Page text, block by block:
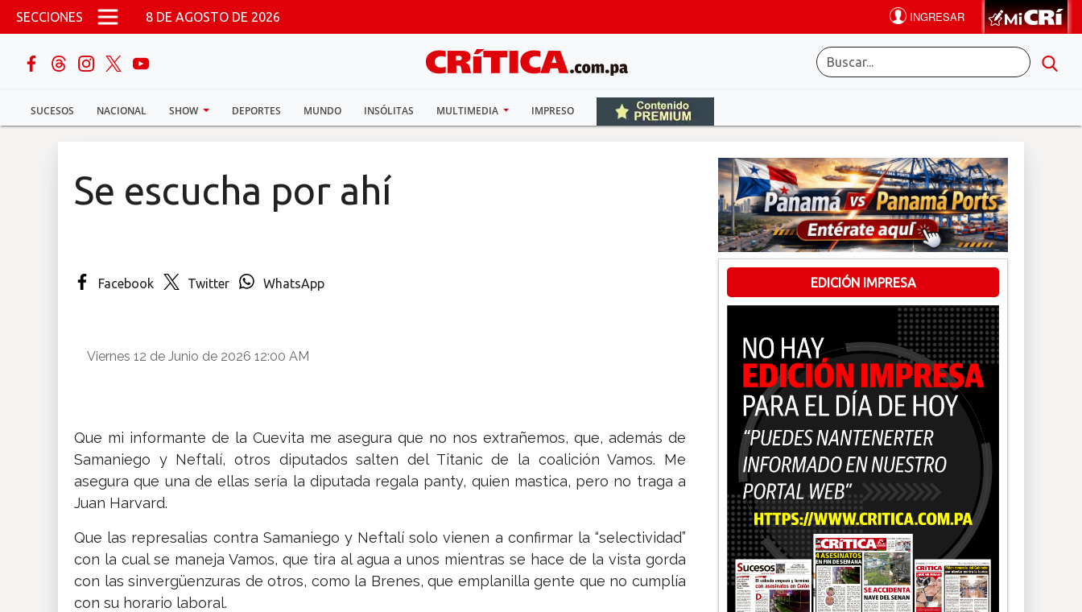
Pasar al contenido principal
SECCIONES 8 DE AGOSTO DE 2026
SUCESOS NACIONAL SHOW DEPORTES MUNDO INSÓLITAS MULTIMEDIA IMPRESO
buscar
Sucesos
Multimedia
Se escucha por ahí
Facebook Twitter WhatsApp
Viernes 12 de Junio de 2026 12:00 AM
Que mi informante de la Cuevita me asegura que no nos extrañemos, que, además de
Samaniego y Neftalí, otros diputados salten del Titanic de la coalición Vamos. Me
asegura que una de ellas sería la diputada regala panty, quien mastica, pero no traga a
Juan Harvard.
Que las represalias contra Samaniego y Neftalí solo vienen a confirmar la “selectividad”
con la cual se maneja Vamos, que tira al agua a unos mientras se hace de la vista gorda
con las sinvergüenzuras de otros, como la Brenes, que emplanilla gente que no cumplía
con su horario laboral.
EDICIÓN IMPRESA